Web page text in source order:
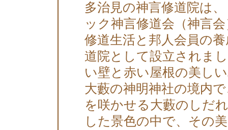
多治見の神言修道院は
ック神言修道会（神言
修道生活と邦人会員の
道院として設立されま
い壁と赤い屋根の美し
大藪の神明神社の境内
を咲かせる大藪のしだ
した景色の中で、その